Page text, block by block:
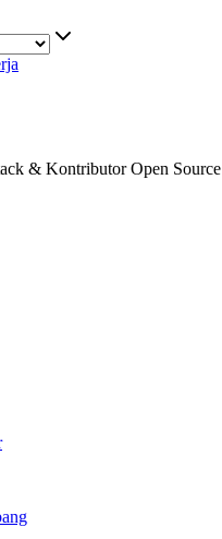
& Kontributor Open Source